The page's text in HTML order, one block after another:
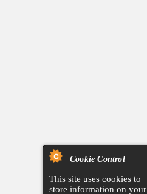
Cookie Control
This site uses cookies to
store information on your